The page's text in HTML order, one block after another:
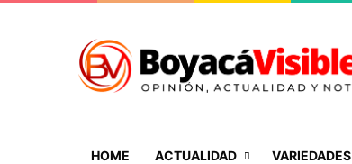
HOME ACTUALIDAD VARIEDADES